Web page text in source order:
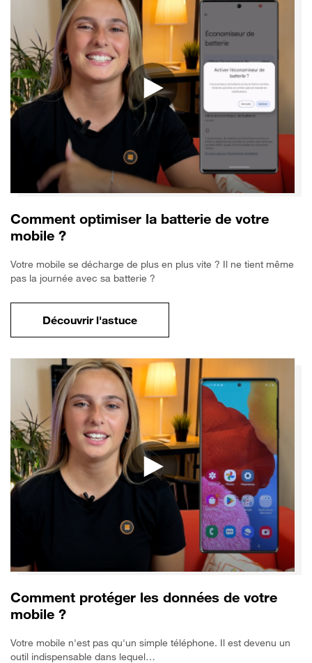
Comment optimiser la batterie de votre
mobile ?
Votre mobile se décharge de plus en plus vite ? Il ne tient même
pas la journée avec sa batterie ?
Découvrir l'astucepour Comment optimiser la batterie de
Comment protéger les données de votre
mobile ?
Votre mobile n'est pas qu'un simple téléphone. Il est devenu un
outil indispensable dans lequel…